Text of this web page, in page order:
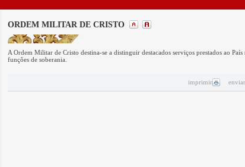
ORDEM MILITAR DE CRISTO
A Ordem Militar de Cristo destina-se a distinguir destacados serviços prestados ao
funções de soberania.
imprimir